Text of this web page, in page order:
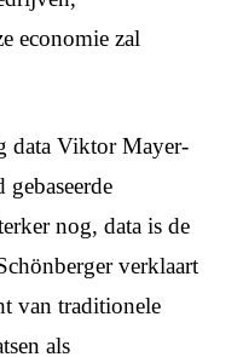
economie zal
data Viktor Mayer-
nog, data is de
verklaart
van traditionele
als